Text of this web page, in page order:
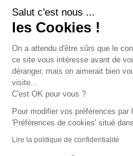
Salut c'est nous ...
les Cookies !
On a attendu d'être sûrs que le
ce site vous intéresse avant de
déranger, mais on aimerait bien
visite...
C'est OK pour vous ?
Pour modifier vos préférences
'Préférences de cookies' situé
Lire la politique de confidentialité